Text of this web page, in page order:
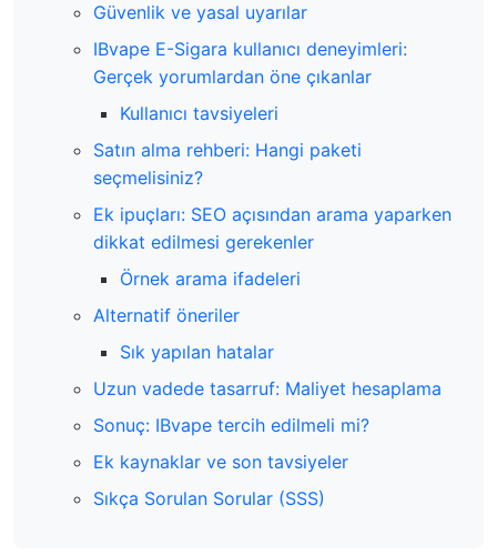
Güvenlik ve yasal uyarılar
IBvape E-Sigara kullanıcı deneyimleri:
Gerçek yorumlardan öne çıkanlar
Kullanıcı tavsiyeleri
Satın alma rehberi: Hangi paketi
seçmelisiniz?
Ek ipuçları: SEO açısından arama yaparken
dikkat edilmesi gerekenler
Örnek arama ifadeleri
Alternatif öneriler
Sık yapılan hatalar
Uzun vadede tasarruf: Maliyet hesaplama
Sonuç: IBvape tercih edilmeli mi?
Ek kaynaklar ve son tavsiyeler
Sıkça Sorulan Sorular (SSS)